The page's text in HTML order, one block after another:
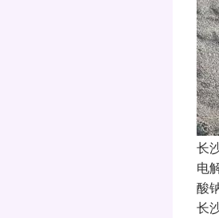
长
电
酸
长